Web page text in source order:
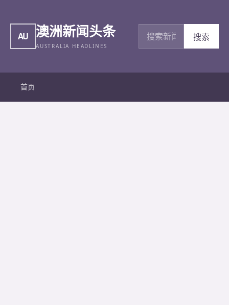
AU 澳洲新闻头条
AUSTRALIA HEADLINES
搜索新闻
搜索
首页